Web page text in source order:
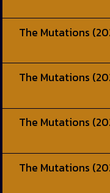
The Mutations
The Mutations
The Mutations
The Mutations